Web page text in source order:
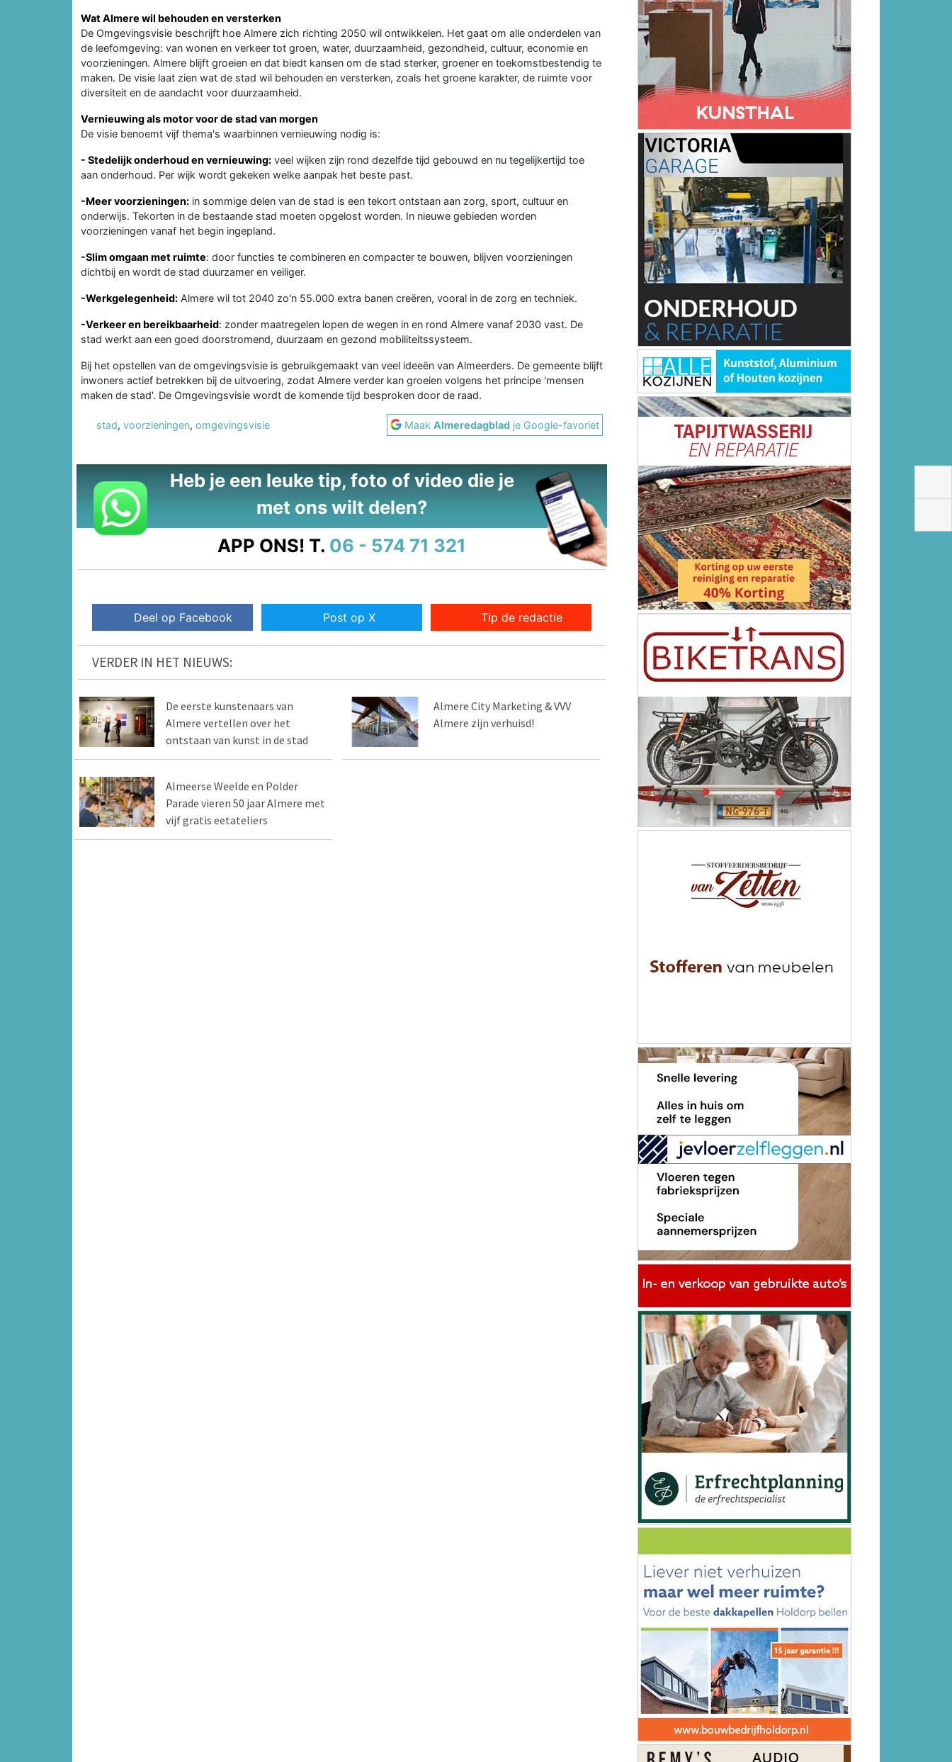
Wat Almere wil behouden en versterken
De Omgevingsvisie beschrijft hoe Almere zich richting 2050 wil ontwikkelen. Het gaat om alle onderdelen van
de leefomgeving: van wonen en verkeer tot groen, water, duurzaamheid, gezondheid, cultuur, economie en
voorzieningen. Almere blijft groeien en dat biedt kansen om de stad sterker, groener en toekomstbestendig te
maken. De visie laat zien wat de stad wil behouden en versterken, zoals het groene karakter, de ruimte voor
diversiteit en de aandacht voor duurzaamheid.
Vernieuwing als motor voor de stad van morgen
De visie benoemt vijf thema's waarbinnen vernieuwing nodig is:
- Stedelijk onderhoud en vernieuwing: veel wijken zijn rond dezelfde tijd gebouwd en nu tegelijkertijd toe
aan onderhoud. Per wijk wordt gekeken welke aanpak het beste past.
-Meer voorzieningen: in sommige delen van de stad is een tekort ontstaan aan zorg, sport, cultuur en
onderwijs. Tekorten in de bestaande stad moeten opgelost worden. In nieuwe gebieden worden
voorzieningen vanaf het begin ingepland.
-Slim omgaan met ruimte: door functies te combineren en compacter te bouwen, blijven voorzieningen
dichtbij en wordt de stad duurzamer en veiliger.
-Werkgelegenheid: Almere wil tot 2040 zo'n 55.000 extra banen creëren, vooral in de zorg en techniek.
-Verkeer en bereikbaarheid: zonder maatregelen lopen de wegen in en rond Almere vanaf 2030 vast. De
stad werkt aan een goed doorstromend, duurzaam en gezond mobiliteitssysteem.
Bij het opstellen van de omgevingsvisie is gebruikgemaakt van veel ideeën van Almeerders. De gemeente blijft
inwoners actief betrekken bij de uitvoering, zodat Almere verder kan groeien volgens het principe 'mensen
maken de stad'. De Omgevingsvisie wordt de komende tijd besproken door de raad.
stad, voorzieningen, omgevingsvisie MaakAlmeredagblad je Google-favoriet
Heb je een leuke tip, foto of video die je
met ons wilt delen?
APP ONS! T. 06 - 574 71 321
Deel op Facebook Post op X Tip de redactie
VERDER IN HET NIEUWS:
De eerste kunstenaars van
Almere vertellen over het
ontstaan van kunst in de stad
Almere City Marketing & VVV
Almere zijn verhuisd!
Almeerse Weelde en Polder
Parade vieren 50 jaar Almere met
vijf gratis eetateliers